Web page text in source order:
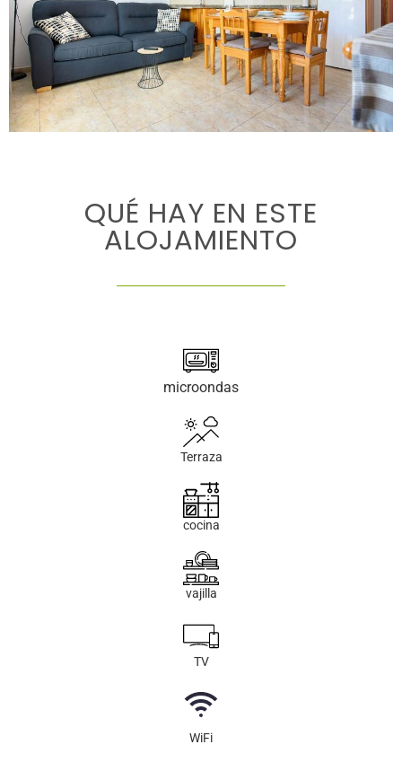
QUÉ HAY EN ESTE
ALOJAMIENTO
microondas
Terraza
cocina
vajilla
TV
WiFi